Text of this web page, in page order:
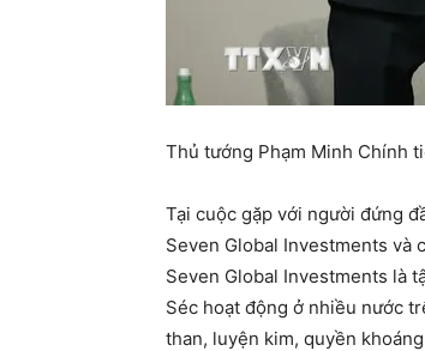
Thủ tướng Phạm Minh Chính
Tại cuộc gặp với người đứng
Seven Global Investments và
Seven Global Investments là
Séc hoạt động ở nhiều nước
than, luyện kim, quyền